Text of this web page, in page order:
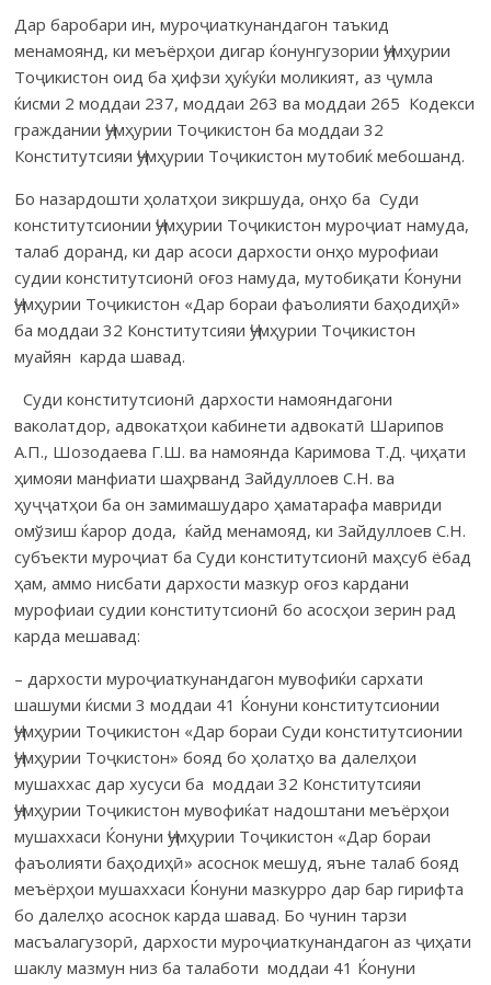
Дар баробари ин, муроҷиаткунандагон таъкид
менамоянд, ки меъёрҳои дигар ќонунгузории Ҷумҳурии
Тоҷикистон оид ба ҳифзи ҳуќуќи моликият, аз ҷумла
ќисми 2 моддаи 237, моддаи 263 ва моддаи 265 Кодекси
граждании Ҷумҳурии Тоҷикистон ба моддаи 32
Конститутсияи Ҷумҳурии Тоҷикистон мутобиќ мебошанд.
Бо назардошти ҳолатҳои зикршуда, онҳо ба Суди
конститутсионии Ҷумҳурии Тоҷикистон муроҷиат намуда,
талаб доранд, ки дар асоси дархости онҳо мурофиаи
судии конститутсионӣ оғоз намуда, мутобиқати Ќонуни
Ҷумҳурии Тоҷикистон «Дар бораи фаъолияти баҳодиҳӣ»
ба моддаи 32 Конститутсияи Ҷумҳурии Тоҷикистон
муайян карда шавад.
Суди конститутсионӣ дархости намояндагони
ваколатдор, адвокатҳои кабинети адвокатӣ Шарипов
А.П., Шозодаева Г.Ш. ва намоянда Каримова Т.Д. ҷиҳати
ҳимояи манфиати шаҳрванд Зайдуллоев С.Н. ва
ҳуҷҷатҳои ба он замимашударо ҳаматарафа мавриди
омўзиш ќарор дода, ќайд менамояд, ки Зайдуллоев С.Н.
субъекти муроҷиат ба Суди конститутсионӣ маҳсуб ёбад
ҳам, аммо нисбати дархости мазкур оғоз кардани
мурофиаи судии конститутсионӣ бо асосҳои зерин рад
карда мешавад:
– дархости муроҷиаткунандагон мувофиќи сархати
шашуми ќисми 3 моддаи 41 Ќонуни конститутсионии
Ҷумҳурии Тоҷикистон «Дар бораи Суди конститутсионии
Ҷумҳурии Тоҷкистон» бояд бо ҳолатҳо ва далелҳои
мушаххас дар хусуси ба моддаи 32 Конститутсияи
Ҷумҳурии Тоҷикистон мувофиќат надоштани меъёрҳои
мушаххаси Ќонуни Ҷумҳурии Тоҷикистон «Дар бораи
фаъолияти баҳодиҳӣ» асоснок мешуд, яъне талаб бояд
меъёрҳои мушаххаси Ќонуни мазкурро дар бар гирифта
бо далелҳо асоснок карда шавад. Бо чунин тарзи
масъалагузорӣ, дархости муроҷиаткунандагон аз ҷиҳати
шаклу мазмун низ ба талаботи моддаи 41 Ќонуни